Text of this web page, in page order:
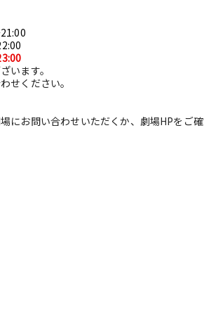
21:00
います。
せください。
にお問い合わせいただくか、劇場HPをご確